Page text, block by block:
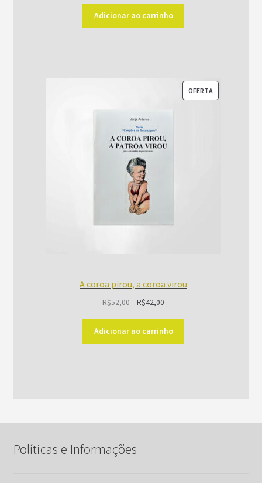
original
era:
atual
é:
Adicionar ao carrinho
OFERTA
A coroa pirou, a coroa virou
R$52,00
original
era:
R$42,00O
atual
é:
Adicionar ao carrinho
Políticas e Informações